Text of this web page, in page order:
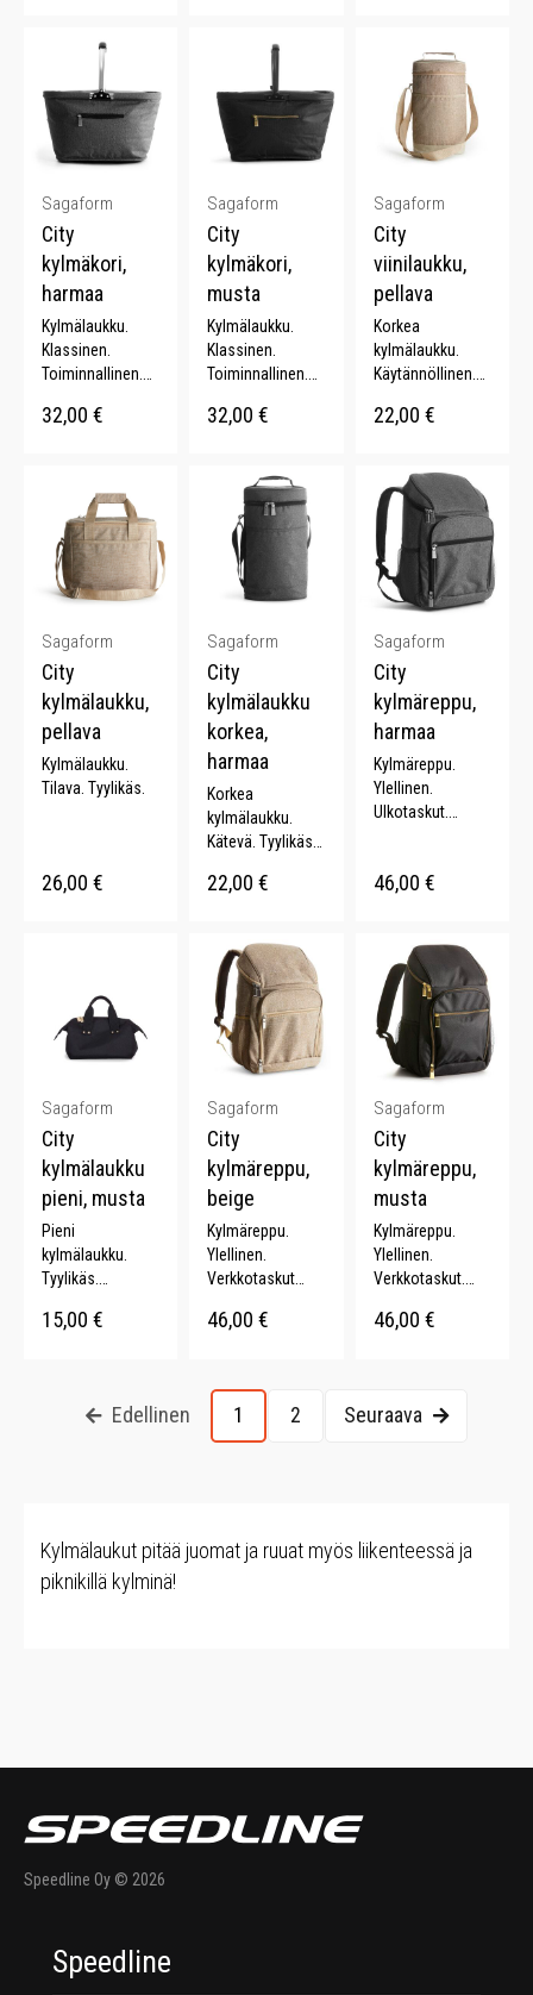
Sagaform
City
kylmäkori,
harmaa
Kylmälaukku.
Klassinen.
Toiminnallinen.
litraa.
32,00 €
Sagaform
City
kylmäkori,
musta
Kylmälaukku.
Klassinen.
Toiminnallinen.
litraa.
32,00€
Sagaform
City
viinilaukku,
pellava
Korkea
kylmälaukku.
Käytännöllinen.
Kantokahva.
olkahihna.
22,00 €
Sagaform
City
kylmälaukku,
pellava
Kylmälaukku.
Tilava. Tyylikäs.
26,00 €
Sagaform
City
kylmälaukku
korkea,
harmaa
Korkea
kylmälaukku.
Kätevä. Tyylikäs.
yksityiskohdat.
22,00€
Sagaform
City
kylmäreppu,
harmaa
Kylmäreppu.
Ylellinen.
Ulkotaskut.
yksityiskohdat.
46,00 €
Sagaform
City
kylmälaukku
pieni, musta
Pieni
kylmälaukku.
Tyylikäs.
yksityiskohdat.
15,00 €
Sagaform
City
kylmäreppu,
beige
Kylmäreppu.
Ylellinen.
Verkkotaskut
Säädettävä
yksityiskohdat.
46,00€
Sagaform
City
kylmäreppu,
musta
Kylmäreppu.
Ylellinen.
Verkkotaskut.
olkahihnat.
46,00 €
Edellinen 1 2 Seuraava
Kylmälaukut pitää juomat ja ruuat myös liikenteessä ja
piknikillä kylminä!
Speedline Oy © 2026
Speedline